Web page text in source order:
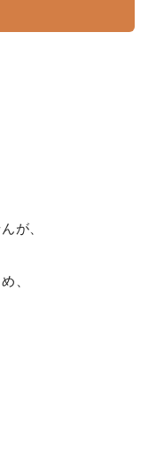
が、
、